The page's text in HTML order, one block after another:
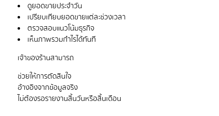
ดูยอดขายประจำวัน
เปรียบเทียบยอดขายแต่ละช่วงเวลา
ตรวจสอบแนวโน้มธุรกิจ
เห็นภาพรวมกำไรได้ทันที
ช่วยให้การตัดสินใจ
อ้างอิงจากข้อมูลจริง